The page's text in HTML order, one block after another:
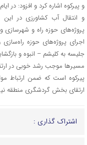
و پیرکوه اشاره کرد و افزود: در
و انتقال آب کشاورزی در این
پروژه‌های حوزه راه و شهرسازی
اجرای پروژه‌های حوزه
جلیسه به کلیشم – انبوه و
مسیرها موجب رشد خوبی در
پیرکوه است که ضمن ارتباط
ارتقای بخش گردشگری منطقه
اشتراک گذاری :